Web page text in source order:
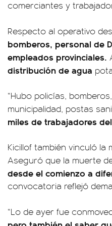
comerciantes y
Respecto al operativo
bomberos, personal de
empleados provinciales.
distribución de agua
“Hubo policías,
municipalidad, postas
miles de trabajadores
Kicillof también vinculó
Aseguró que la muerte
desde el comienzo a
convocatoria reflejó
“Lo de ayer fue